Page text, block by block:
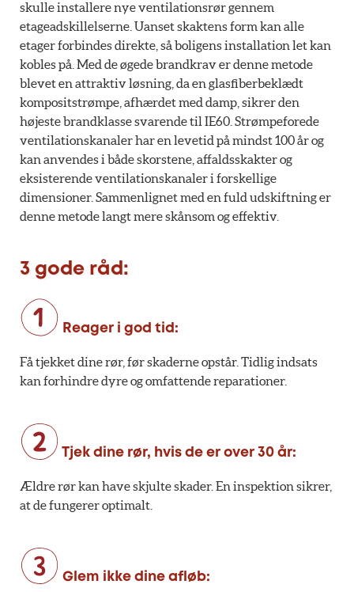
skulle installere nye ventilationsrør gennem
etageadskillelserne. Uanset skaktens form kan alle
etager forbindes direkte, så boligens installation let kan
kobles på. Med de øgede brandkrav er denne metode
blevet en attraktiv løsning, da en glasfiberbeklædt
kompositstrømpe, afhærdet med damp, sikrer den
højeste brandklasse svarende til IE60. Strømpeforede
ventilationskanaler har en levetid på mindst 100 år og
kan anvendes i både skorstene, affaldsskakter og
eksisterende ventilationskanaler i forskellige
dimensioner. Sammenlignet med en fuld udskiftning er
denne metode langt mere skånsom og effektiv.
3 gode råd:
Reager i god tid:
Få tjekket dine rør, før skaderne opstår. Tidlig indsats
kan forhindre dyre og omfattende reparationer.
Tjek dine rør, hvis de er over 30 år:
Ældre rør kan have skjulte skader. En inspektion sikrer,
at de fungerer optimalt.
Glem ikke dine afløb: